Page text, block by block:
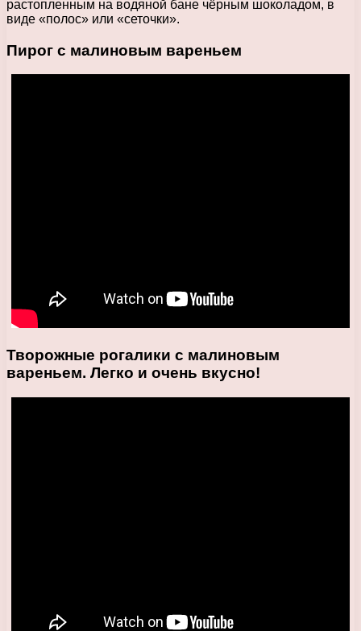
растопленным на водяной бане чёрным шоколадом, в
виде «полос» или «сеточки».
Пирог с малиновым вареньем
Творожные рогалики с малиновым
вареньем. Легко и очень вкусно!